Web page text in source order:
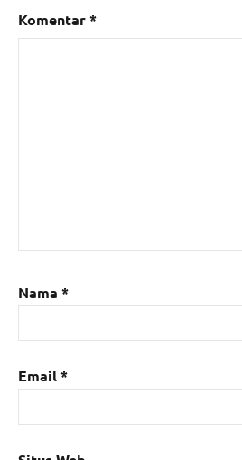
Komentar*
Nama *
Email*